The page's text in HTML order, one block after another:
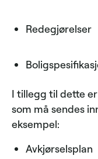
Redegjørelser
I tillegg til dette
som må sendes
eksempel:
Avkjørselsplan